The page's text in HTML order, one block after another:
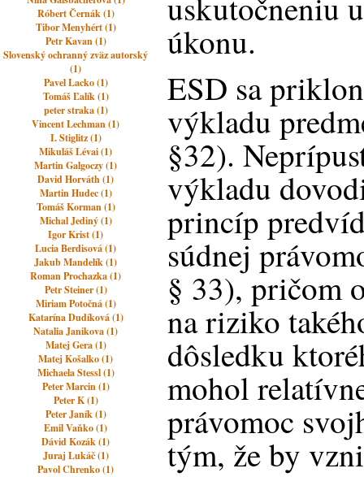
Róbert Černák (1)
Tibor Menyhért (1)
Petr Kavan (1)
Slovenský ochranný zväz autorský
(1)
Pavel Lacko (1)
Tomáš Ľalík (1)
peter straka (1)
Vincent Lechman (1)
I. Stiglitz (1)
Mikuláš Lévai (1)
Martin Galgoczy (1)
David Horváth (1)
Martin Hudec (1)
Tomáš Korman (1)
Michal Jediný (1)
Igor Krist (1)
Lucia Berdisová (1)
Jakub Mandelík (1)
Roman Prochazka (1)
Petr Steiner (1)
Miriam Potočná (1)
Katarína Dudíková (1)
Natalia Janikova (1)
Matej Gera (1)
Matej Košalko (1)
Michaela Stessl (1)
Peter Marcin (1)
Peter K (1)
Peter Janík (1)
Emil Vaňko (1)
Dávid Kozák (1)
Juraj Lukáč (1)
Pavol Chrenko (1)
úkonu.
ESD sa
výkladu
§32).
výkladu
princíp
súdnej
§ 33), pričom
na riziko
dôsledku
mohol
právomoc
tým, že by